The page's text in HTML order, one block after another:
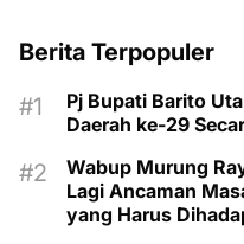
Berita Terpopuler
Pj Bupati Barito
Daerah ke-29
Wabup Murung
Lagi Ancaman
yang Harus